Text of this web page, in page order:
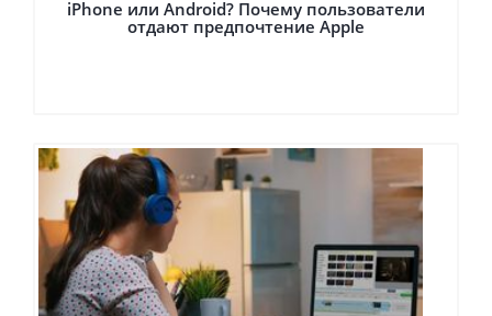
iPhone или Android? Почему пользователи
отдают предпочтение Apple